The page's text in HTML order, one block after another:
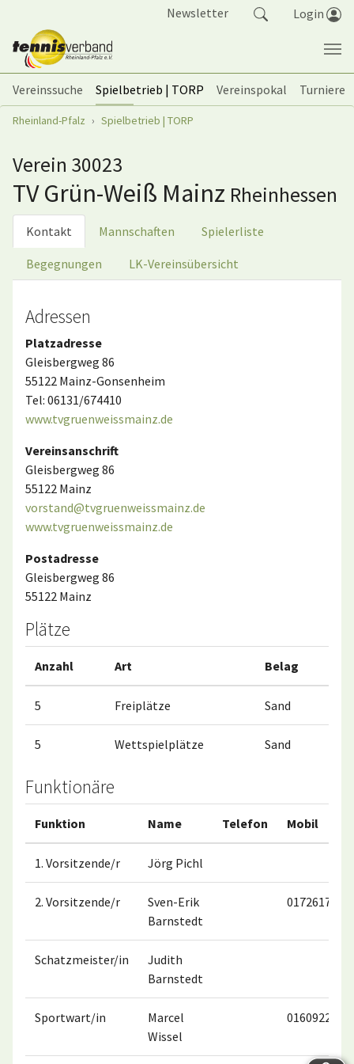
Newsletter Login
Vereinssuche Spielbetrieb | TORP Vereinspokal
Turniere
Sie sind hier:
Rheinland-Pfalz Spielbetrieb | TORP
Verein 30023
TV Grün-Weiß Mainz Rheinhessen
Kontakt Mannschaften Spielerliste
Begegnungen LK-Vereinsübersicht
Adressen
Platzadresse
Gleisbergweg 86
55122 Mainz-Gonsenheim
Tel: 06131/674410
www.tvgruenweissmainz.de
Vereinsanschrift
Gleisbergweg 86
55122 Mainz
vorstand@tvgruenweissmainz.de
www.tvgruenweissmainz.de
Postadresse
Gleisbergweg 86
55122 Mainz
Plätze
Anzahl Art Belag
5 Freiplätze Sand
5 Wettspielplätze Sand
Funktionäre
Funktion Name Telefon Mobil
1. Vorsitzende/r Jörg Pichl
2. Vorsitzende/r
Sven-Erik
Barnstedt
Schatzmeister/in
Judith
Barnstedt
Sportwart/in
Marcel
Wissel